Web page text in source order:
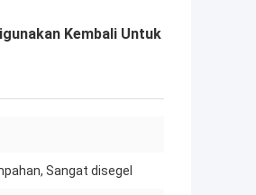
Kembali Untuk
Sangat disegel